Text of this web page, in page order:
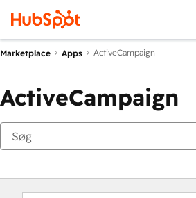
Marketplace Apps ActiveCampaign
ActiveCampaign